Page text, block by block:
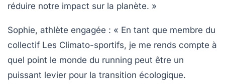
réduire notre impact sur la planète. »
Sophie, athlète engagée : « En tant que membre du
collectif Les Climato-sportifs, je me rends compte à
quel point le monde du running peut être un
puissant levier pour la transition écologique.